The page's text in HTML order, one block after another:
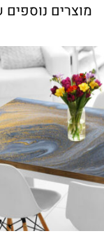
מוצרים